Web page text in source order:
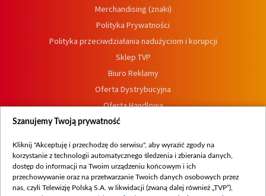
Merchandising (znaki)
Polityka Prywatności
Polityka przeciwdziałania nadużyciom i korupcji
Sklep TVP
Biuro Reklamy
Oferta Dystrybucyjna
Oferta Handlowa
Dostępność
Procedura zgłoszeń wewnętrznych
Szanujemy Twoją prywatność
Kliknij "Akceptuję i przechodzę do serwisu", aby wyrazić zgody na
korzystanie z technologii automatycznego śledzenia i zbierania danych,
dostęp do informacji na Twoim urządzeniu końcowym i ich
przechowywanie oraz na przetwarzanie Twoich danych osobowych przez
nas, czyli Telewizję Polską S.A. w likwidacji (zwaną dalej również „TVP”),